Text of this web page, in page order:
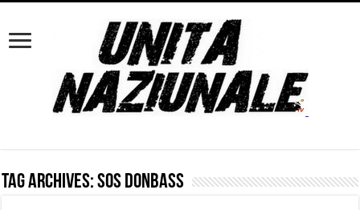
Tag Archives:SOS Donbass